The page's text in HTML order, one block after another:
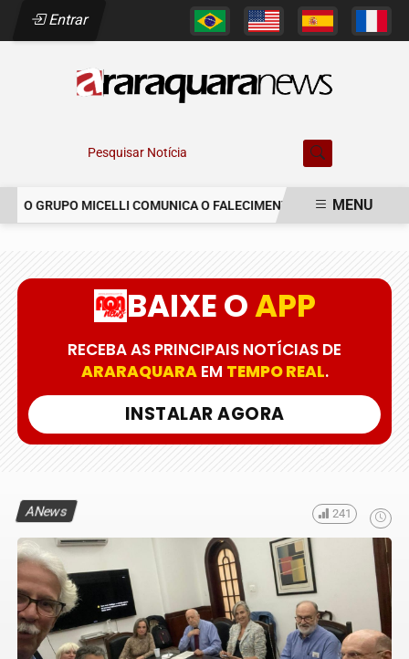
Entrar
Pesquisar Notícia
O GRUPO MICELLI COMUNICA O FALECIMENTO DO SR. MARCELO
MENU
BAIXE OAPP
RECEBA AS PRINCIPAIS NOTÍCIAS DE
ARARAQUARAEM TEMPO REAL.
INSTALAR AGORA
ANews 241